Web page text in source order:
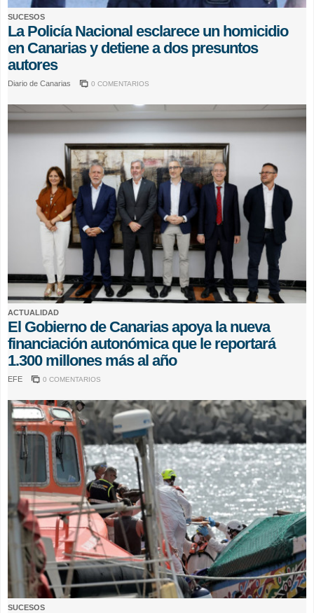
SUCESOS
La Policía Nacional esclarece un homicidio
en Canarias y detiene a dos presuntos
autores
Diario de Canarias 0 COMENTARIOS
ACTUALIDAD
El Gobierno de Canarias apoya la nueva
financiación autonómica que le reportará
1.300 millones más al año
EFE 0 COMENTARIOS
SUCESOS